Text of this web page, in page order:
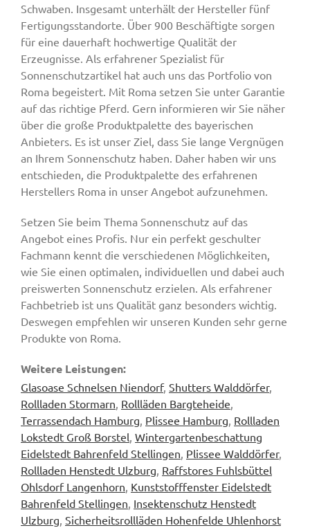
Schwaben. Insgesamt unterhält der Hersteller fünf
Fertigungsstandorte. Über 900 Beschäftigte sorgen
für eine dauerhaft hochwertige Qualität der
Erzeugnisse. Als erfahrener Spezialist für
Sonnenschutzartikel hat auch uns das Portfolio von
Roma begeistert. Mit Roma setzen Sie unter Garantie
auf das richtige Pferd. Gern informieren wir Sie näher
über die große Produktpalette des bayerischen
Anbieters. Es ist unser Ziel, dass Sie lange Vergnügen
an Ihrem Sonnenschutz haben. Daher haben wir uns
entschieden, die Produktpalette des erfahrenen
Herstellers Roma in unser Angebot aufzunehmen.
Setzen Sie beim Thema Sonnenschutz auf das
Angebot eines Profis. Nur ein perfekt geschulter
Fachmann kennt die verschiedenen Möglichkeiten,
wie Sie einen optimalen, individuellen und dabei auch
preiswerten Sonnenschutz erzielen. Als erfahrener
Fachbetrieb ist uns Qualität ganz besonders wichtig.
Deswegen empfehlen wir unseren Kunden sehr gerne
Produkte von Roma.
Weitere Leistungen:
Glasoase Schnelsen Niendorf, Shutters Walddörfer,
Rollladen Stormarn, Rollläden Bargteheide,
Terrassendach Hamburg, Plissee Hamburg, Rollladen
Lokstedt Groß Borstel, Wintergartenbeschattung
Eidelstedt Bahrenfeld Stellingen, Plissee Walddörfer,
Rollladen Henstedt Ulzburg, Raffstores Fuhlsbüttel
Ohlsdorf Langenhorn, Kunststofffenster Eidelstedt
Bahrenfeld Stellingen, Insektenschutz Henstedt
Ulzburg, Sicherheitsrollläden Hohenfelde Uhlenhorst